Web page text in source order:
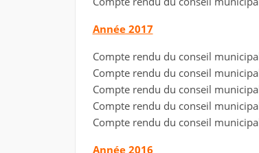
Année 2017
Compte rendu du conseil
Compte rendu du conseil
Compte rendu du conseil
Compte rendu du conseil
Compte rendu du conseil
Année 2016